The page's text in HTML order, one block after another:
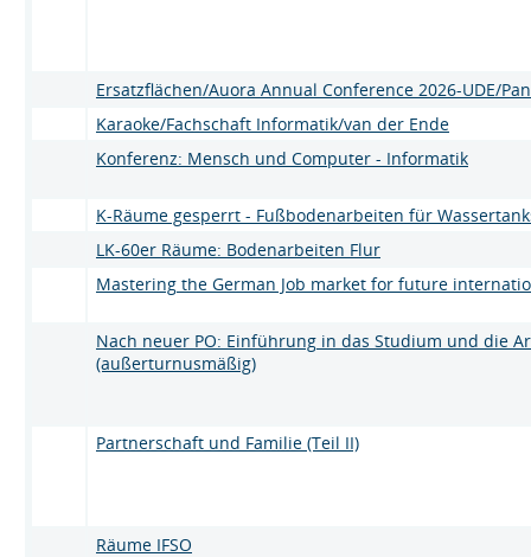
Ersatzflächen/Auora Annual Conference 2026-UDE/
Karaoke/Fachschaft Informatik/van der Ende
Konferenz: Mensch und Computer - Informatik
K-Räume gesperrt - Fußbodenarbeiten für
LK-60er Räume: Bodenarbeiten Flur
Mastering the German Job market for future
Nach neuer PO: Einführung in das Studium und die
(außerturnusmäßig)
Partnerschaft und Familie (Teil II)
Räume IFSO